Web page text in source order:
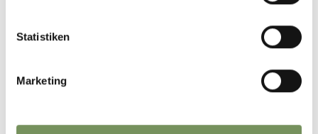
Statistiken
Marketing